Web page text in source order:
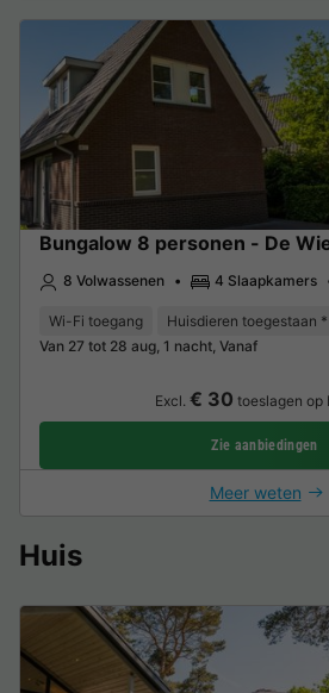
Bungalow 8 personen - De
8 Volwassenen 4 Slaapkamers
Wi-Fi toegang Huisdieren toegestaan *
Van 27 tot 28 aug, 1 nacht, Vanaf
Excl. € 30 toeslagen op
Zie aanbiedingen
Meer weten
Huis